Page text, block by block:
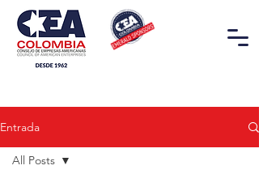
Entrada
All Posts